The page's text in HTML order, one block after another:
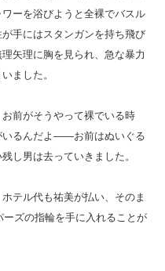
ーを浴びようと全裸でバスル
手にはスタンガンを持ち飛び
矢理に胸を見られ、急な暴力
ました。
前がそうやって裸でいる時
いるんだよ――お前はぬいぐる
し男は去っていきました。
テル代も祐美が払い、そのま
ーズの指輪を手に入れることが